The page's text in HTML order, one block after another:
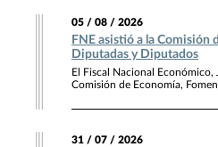
05 / 08 / 2026
FNE asistió a la Comisión
Diputadas y Diputados
El Fiscal Nacional Económico,
Comisión de Economía,
31 / 07 / 2026